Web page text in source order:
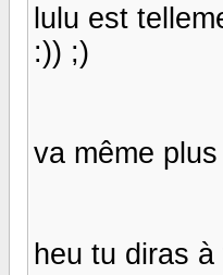
lulu est
:)) ;)
va même
heu tu diras